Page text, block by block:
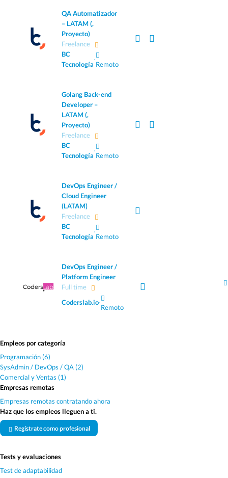
QA Automatizador
– LATAM (,
Proyecto)
Freelance
BC
Tecnología
·
Remoto
Golang Back-end
Developer –
LATAM (,
Proyecto)
Freelance
BC
Tecnología
·
Remoto
DevOps Engineer /
Cloud Engineer
(LATAM)
Freelance
BC
Tecnología
·
Remoto
DevOps Engineer /
Platform Engineer
Full time
Coderslab.io·
Remoto
Empleos por categoría
Programación (6)
SysAdmin / DevOps / QA (2)
Comercial y Ventas (1)
Empresas remotas
Empresas remotas contratando ahora
Haz que los empleos lleguen a ti.
Regístrate como profesional
Tests y evaluaciones
Test de adaptabilidad